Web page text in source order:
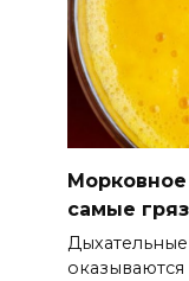
самые